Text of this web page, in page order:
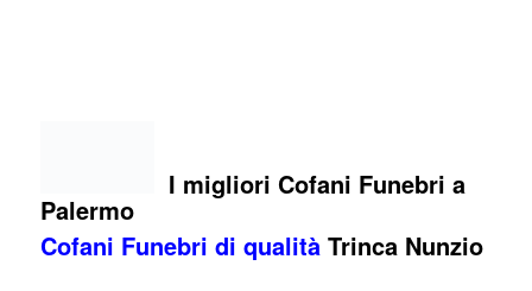
I migliori Cofani Funebri a
Palermo
Cofani Funebri di qualitàTrinca Nunzio